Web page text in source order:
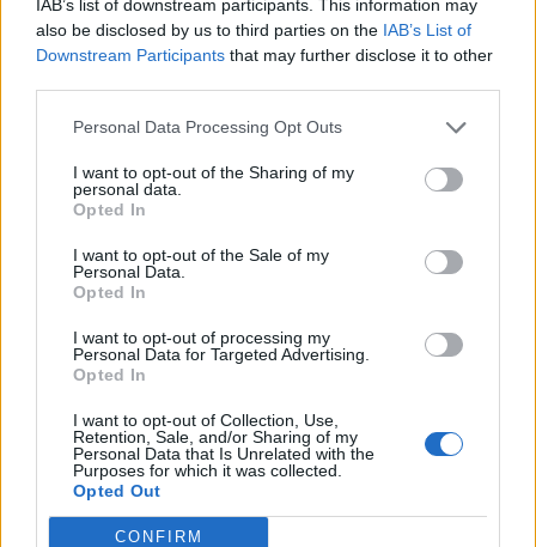
IAB’s list of downstream participants. This information may
also be disclosed by us to third parties on the IAB’s List of
Downstream Participants that may further disclose it to other
Personal Data Processing Opt Outs
I want to opt-out of the Sharing of my
personal data.
Opted In
I want to opt-out of the Sale of my
Personal Data.
Opted In
I want to opt-out of processing my
Personal Data for Targeted Advertising.
Opted In
I want to opt-out of Collection, Use,
Retention, Sale, and/or Sharing of my
Personal Data that Is Unrelated with the
Purposes for which it was collected.
Opted Out
CONFIRM
17 Roberto Seu Coghinas Calcio 8
Buba Dem Castelsardo